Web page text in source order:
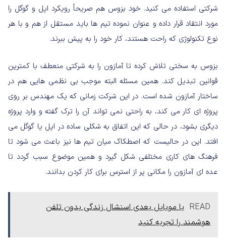
شرکتی استفاده می کنید. خود بزوس هم صریحاً رویکرد اپل و گوگل را
مورد انتقاد قرار داده و عنوان نموده تیم ها باید مستقل از هم و با هر
نوع تکنولوژی که راحت هستند، کار خود را به پیش ببرند.
بزوس به سختی تلاش کرده تا آمازون را به شرکتی منعطف با کمترین
قوانین تبدیل کند. همین مسئله البته موجب بی نظمی هایی هم در
ساختار آمازون شده است. در این شرکت زمانی که یک مهندس بر روی
پروژه ای کار می کند، به راحتی نمی تواند آن را ترک گفته و وارد پروژه
دیگری بشود، در حالی که این اتفاق به شکلی ساده در اپل یا گوگل می
افتد. این در حالیست که اصطکاک میان تیم ها نیز باعث می شود تا
فرهنگ های کاری مختلفی شکل گیرد و همین موضوع سبب گردد تا
عده ای آمازون را مکانی پر از استرس برای کار کردن بدانند.
READ با موبایل بعدی اسنشال زندگی بدون تلفن
هوشمند را تجربه کنید